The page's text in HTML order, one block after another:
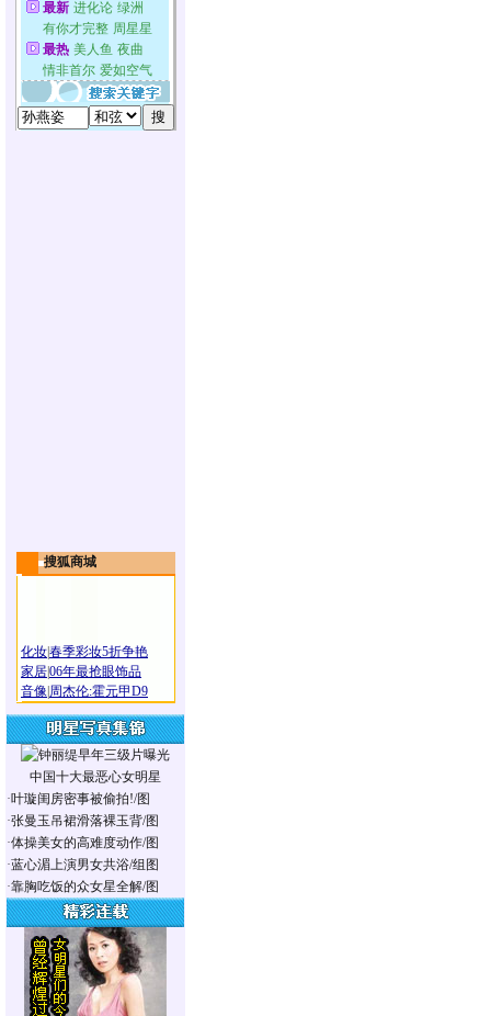
搜狐商城
化妆春季彩妆5折争艳
家居06年最抢眼饰品
音像 周杰伦:霍元甲D9
中国十大最恶心女明星
·叶璇闺房密事被偷拍!/图
·张曼玉吊裙滑落裸玉背/图
·体操美女的高难度动作/图
·蓝心湄上演男女共浴/组图
·靠胸吃饭的众女星全解/图